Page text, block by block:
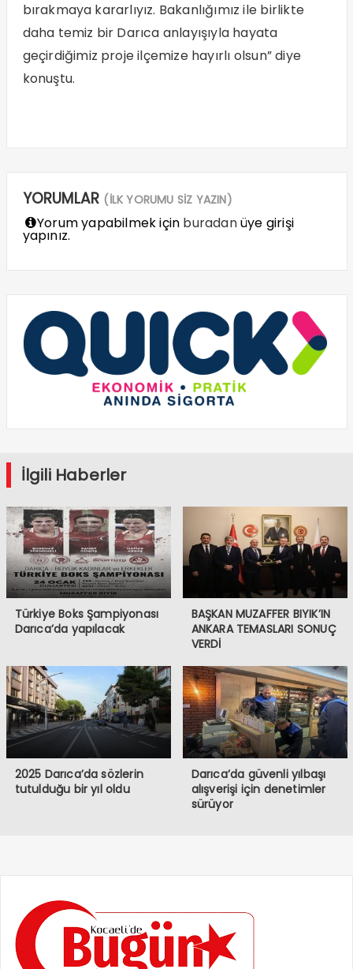
bırakmaya kararlıyız. Bakanlığımız ile birlikte
daha temiz bir Darıca anlayışıyla hayata
geçirdiğimiz proje ilçemize hayırlı olsun” diye
konuştu.
YORUMLAR (İLK YORUMU SİZ YAZIN)
Yorum yapabilmek için buradanüye girişi
yapınız.
İlgili Haberler
Türkiye Boks Şampiyonası
Darıca’da yapılacak
BAŞKAN MUZAFFER BIYIK’IN
ANKARA TEMASLARI SONUÇ
VERDİ
2025 Darıca’da sözlerin
tutulduğu bir yıl oldu
Darıca’da güvenli yılbaşı
alışverişi için denetimler
sürüyor